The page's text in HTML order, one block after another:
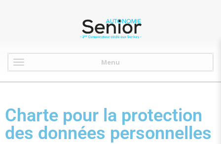
Menu
Charte pour la protection
des données personnelles